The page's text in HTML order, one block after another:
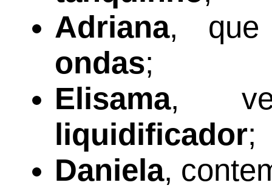
Adriana,
ondas;
Elisama,
liquidificador;
Daniela,